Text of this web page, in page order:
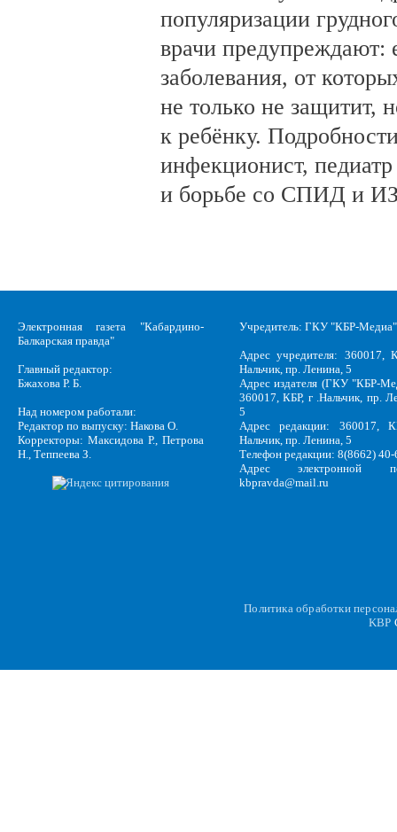
популяризации
врачи предупреждают:
заболевания, от
не только не защитит,
к ребёнку.
инфекционист,
и борьбе со СПИД и
Электронная газета "Кабардино-
Балкарская правда"
Главный редактор:
Бжахова Р. Б.
Над номером работали:
Редактор по выпуску: Накова О.
Корректоры: Максидова Р., Петрова
Н., Теппеева З.
Учредитель: ГКУ "КБР-Медиа"
Адрес учредителя: 360017,
Нальчик, пр. Ленина, 5
Адрес издателя (ГКУ "КБР-
360017, КБР, г .Нальчик, пр.
5
Адрес редакции: 360017,
Нальчик, пр. Ленина, 5
Телефон редакции: 8(8662)
Адрес электронной
kbpravda@mail.ru
Политика обработки
KBP